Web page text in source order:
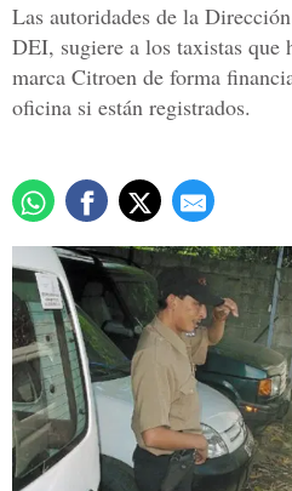
Las autoridades de la
DEI, sugiere a los taxistas que
marca Citroen de forma
oficina si están registrados.